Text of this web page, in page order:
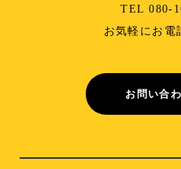
TEL 080-
お気軽にお電
お問い合